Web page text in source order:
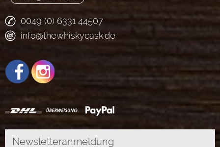
0049 (0) 6331 44507
info@thewhiskycask.de